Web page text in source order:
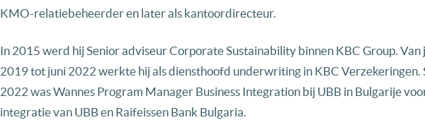
KMO-relatiebeheerder en later als kantoordirecteur.
In 2015 werd hij Senior adviseur Corporate Sustainability binnen KBC Group. Van
2019 tot juni 2022 werkte hij als diensthoofd underwriting in KBC Verzekeringen.
2022 was Wannes Program Manager Business Integration bij UBB in Bulgarije
integratie van UBB en Raifeissen Bank Bulgaria.